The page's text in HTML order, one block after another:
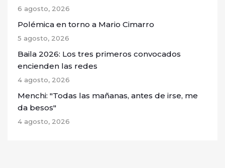
6 agosto, 2026
Polémica en torno a Mario Cimarro
5 agosto, 2026
Baila 2026: Los tres primeros convocados
encienden las redes
4 agosto, 2026
Menchi: "Todas las mañanas, antes de irse, me
da besos"
4 agosto, 2026